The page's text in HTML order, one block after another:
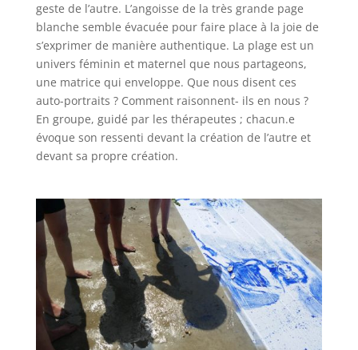
geste de l’autre. L’angoisse de la très grande page
blanche semble évacuée pour faire place à la joie de
s’exprimer de manière authentique. La plage est un
univers féminin et maternel que nous partageons,
une matrice qui enveloppe. Que nous disent ces
auto-portraits ? Comment raisonnent- ils en nous ?
En groupe, guidé par les thérapeutes ; chacun.e
évoque son ressenti devant la création de l’autre et
devant sa propre création.